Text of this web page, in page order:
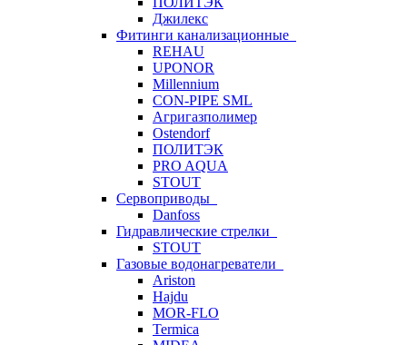
Джилекс
Фитинги канализационные
REHAU
UPONOR
Millennium
CON-PIPE SML
Агригазполимер
Ostendorf
ПОЛИТЭК
PRO AQUA
STOUT
Сервоприводы
Danfoss
Гидравлические стрелки
STOUT
Газовые водонагреватели
Ariston
Hajdu
MOR-FLO
Termica